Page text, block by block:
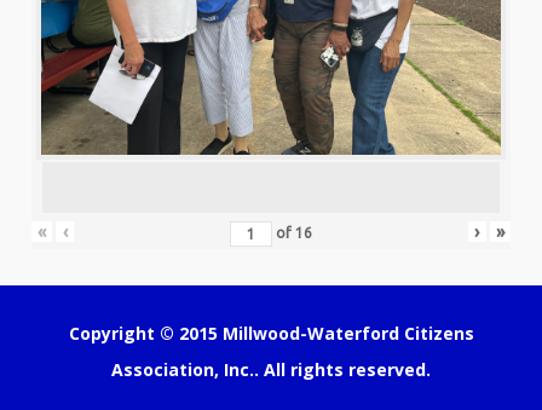
« ‹ of 16 › »
Copyright © 2015 Millwood-Waterford Citizens
Association, Inc.. All rights reserved.